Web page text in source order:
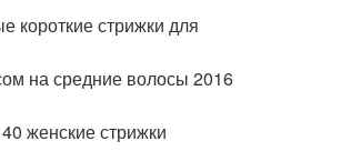
короткие стрижки для
на средние волосы 2016
женские стрижки